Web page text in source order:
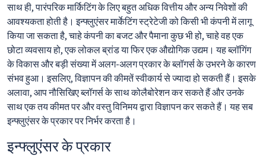
साथ ही, पारंपरिक मार्किटिंग के लिए बहुत अधिक वित्तीय और अन्य निवेशों की
आवश्यकता होती है। इन्फ्लुएंसर मार्केटिंग स्ट्रेटेजी को किसी भी कंपनी में लागू
किया जा सकता है, चाहे कंपनी का बजट और पैमाना कुछ भी हो, चाहे वह एक
छोटा व्यवसाय हो, एक लोकल ब्रांड या फिर एक औद्योगिक उद्यम। यह ब्लॉगिंग
के विकास और बड़ी संख्या में अलग-अलग प्रकार के ब्लॉगर्स के उभरने के कारण
संभव हुआ। इसलिए, विज्ञापन की कीमतें स्वीकार्य से ज्यादा हो सकती हैं। इसके
अलावा, आप नौसिखिए ब्लॉगर्स के साथ कोलैबोरेशन कर सकते हैं और उनके
साथ एक तय कीमत पर और वस्तु विनिमय द्वारा विज्ञापन कर सकते हैं। यह सब
इन्फ्लुएंसर के प्रकार पर निर्भर करता है।
इन्फ्लुएंसर के प्रकार